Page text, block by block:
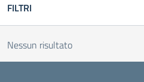
FILTRI
Nessun risultato